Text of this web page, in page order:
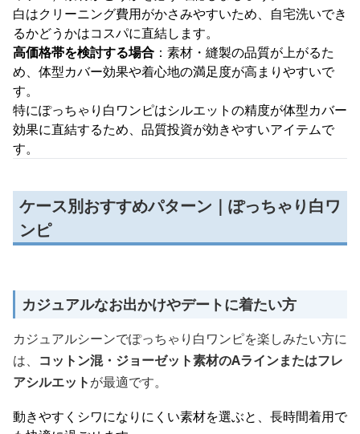
白はクリーニング費用がかさみやすいため、自宅洗いでき
るかどうかはコスパに直結します。
高価格帯を検討する場合 ：素材・縫製の品質が上がるた
め、体型カバー効果や着心地の満足度が高まりやすいで
す。
特にぽっちゃり白ワンピはシルエットの精度が体型カバー
効果に直結するため、品質投資が効きやすいアイテムで
す。
ケース別おすすめパターン｜ぽっちゃり白ワ
ンピ
カジュアルなお出かけやデートに着たい方
カジュアルシーンでぽっちゃり白ワンピを楽しみたい方に
は、 コットン混・ジョーゼット素材のAラインまたはフレ
アシルエットが最適です。
動きやすくシワになりにくい素材を選ぶと、長時間着用で